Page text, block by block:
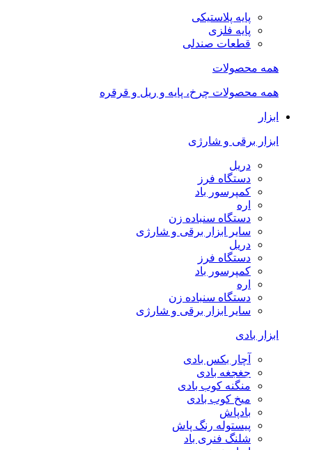
پایه پلاستیکی
پایه فلزی
قطعات صندلی
همه محصولات
همه محصولات چرخ، پایه و ریل و قرقره
ابزار
ابزار برقی و شارژی
دریل
دستگاه فرز
کمپرسور باد
اره
دستگاه سنباده زن
سایر ابزار برقی و شارژی
دریل
دستگاه فرز
کمپرسور باد
اره
دستگاه سنباده زن
سایر ابزار برقی و شارژی
ابزار بادی
آچار بکس بادی
جغجغه بادی
منگنه کوب بادی
میخ کوب بادی
بادپاش
پیستوله رنگ پاش
شلنگ فنری باد